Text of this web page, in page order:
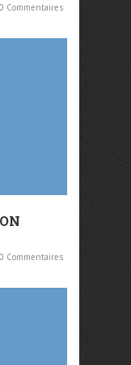
0 Commentaires
0 Commentaires